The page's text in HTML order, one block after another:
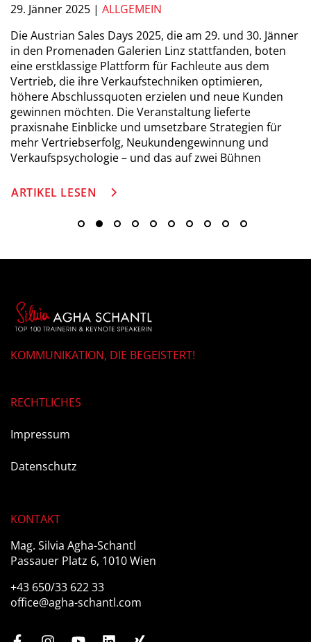
29. Jänner 2025 | ALLGEMEIN
Die Austrian Sales Days 2025, die am 29. und 30. Jänner
in den Promenaden Galerien Linz stattfanden, boten
eine erstklassige Plattform für Fachleute aus dem
Vertrieb, die ihre Verkaufstechniken optimieren,
höhere Abschlussquoten erzielen und neue Kunden
gewinnen möchten. Die Veranstaltung lieferte
praxisnahe Einblicke und umsetzbare Strategien für
mehr Vertriebserfolg, Neukundengewinnung und
Verkaufspsychologie – und das auf zwei Bühnen
ARTIKEL LESEN
KOMMUNIKATION, DIE BEGEISTERT!
RECHTLICHES
Impressum
Datenschutz
KONTAKT
Mag. Silvia Agha-Schantl
Passauer Platz 6, 1010 Wien
+43 650/33 622 33
office@agha-schantl.com